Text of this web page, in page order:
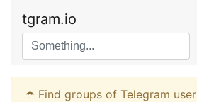
tgram.io
☂️ Find groups of Telegram user